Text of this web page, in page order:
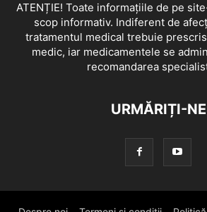
ATENȚIE! Toate informațiile de pe
scop informativ. Indiferent de
tratamentul medical trebuie
medic, iar medicamentele se
recomandarea
URMĂRIȚI-NE